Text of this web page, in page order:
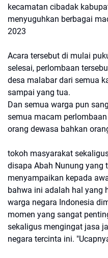
kecamatan cibadak
menyuguhkan berbagai
2023
Acara tersebut di mulai
selesai, perlombaan
desa malabar dari semua
sampai yang tua.
Dan semua warga pun
semua macam
orang dewasa bahkan
tokoh masyarakat
disapa Abah Nunung yang
menyampaikan kepada
bahwa ini adalah hal yang
warga negara Indonesia
momen yang sangat
sekaligus mengingat jasa
negara tercinta ini.